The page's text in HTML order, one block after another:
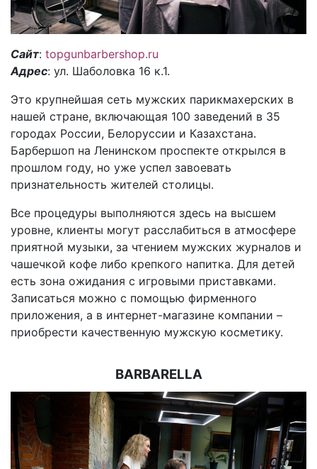
Сайт: topgunbarbershop.ru
Адрес: ул. Шаболовка 16 к.1.
Это крупнейшая сеть мужских парикмахерских в
нашей стране, включающая 100 заведений в 35
городах России, Белоруссии и Казахстана.
Барбершоп на Ленинском проспекте открылся в
прошлом году, но уже успел завоевать
признательность жителей столицы.
Все процедуры выполняются здесь на высшем
уровне, клиенты могут расслабиться в атмосфере
приятной музыки, за чтением мужских журналов и
чашечкой кофе либо крепкого напитка. Для детей
есть зона ожидания с игровыми приставками.
Записаться можно с помощью фирменного
приложения, а в интернет-магазине компании –
приобрести качественную мужскую косметику.
BARBARELLA